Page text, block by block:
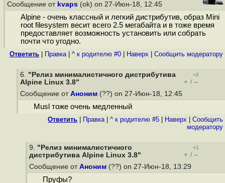
Сообщение от kvaps (ok) on 27-Июн-18, 12:45
Alpine - очень классный и легкий дистрибутив, образ Mini
root filesystem весит всего 2.5 мегабайта и в тоже время
предоставляет возможность установить или собрать
почти что угодно.
Ответить Правка| ^ к родителю #0 Наверх Cообщить модератору
6. "Релиз минималистичного дистрибутива
Alpine Linux 3.8"
+2
+ / –
Сообщение от Аноним (??) on 27-Июн-18, 12:45
Musl тоже очень медленный
Ответить Правка| ^ к родителю #5 Наверх
Cообщить
модератору
9. "Релиз минималистичного
дистрибутива Alpine Linux 3.8"
+1
+ / –
Сообщение от Аноним (??) on 27-Июн-18, 13:29
Пруфы?